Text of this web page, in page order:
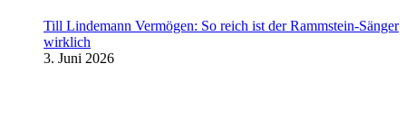
Till Lindemann Vermögen: So reich ist der Rammstein-Sänger
wirklich
3. Juni 2026